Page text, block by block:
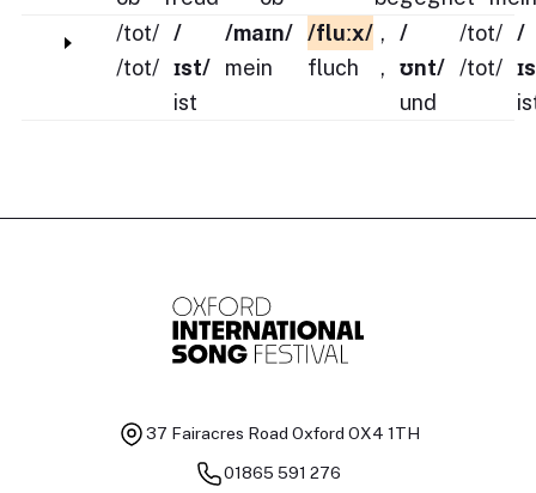
/tot/
/tot/
/
ɪst/
ist
/maɪn/
mein
/fluːx/
fluch
,
,
/
ʊnt/
und
/tot/
/tot/
/
37 Fairacres Road Oxford OX4 1TH
01865 591 276